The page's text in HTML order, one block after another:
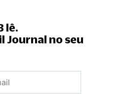
lê.
Journal no seu